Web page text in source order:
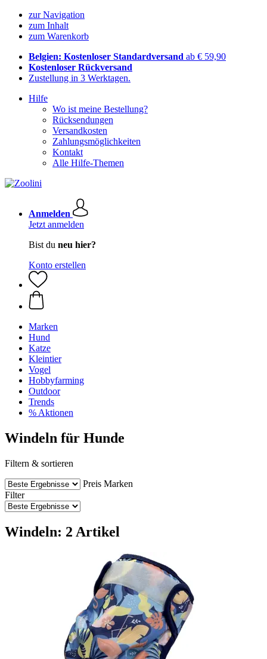
zur Navigation
zum Inhalt
zum Warenkorb
Belgien: Kostenloser Standardversand ab € 59,90
Kostenloser Rückversand
Zustellung in 3 Werktagen.
Hilfe
Wo ist meine Bestellung?
Rücksendungen
Versandkosten
Zahlungsmöglichkeiten
Kontakt
Alle Hilfe-Themen
Anmelden
Jetzt anmelden
Bist du neu hier?
Konto erstellen
Marken
Hund
Katze
Kleintier
Vogel
Hobbyfarming
Outdoor
Trends
% Aktionen
Windeln für Hunde
Filtern & sortieren
Preis Marken
Filter
Windeln: 2 Artikel